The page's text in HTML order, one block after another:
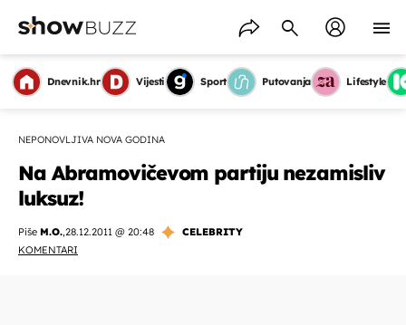
Dnevnik.hr Vijesti Sport Putovanja Lifestyle
NEPONOVLJIVA NOVA GODINA
Na Abramovičevom partiju nezamisliv
luksuz!
Piše M.O.,28.12.2011 @ 20:48
CELEBRITY
KOMENTARI